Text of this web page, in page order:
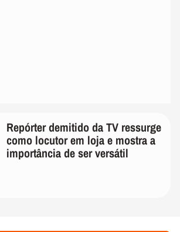
Repórter demitido da TV ressurge
como locutor em loja e mostra a
importância de ser versátil